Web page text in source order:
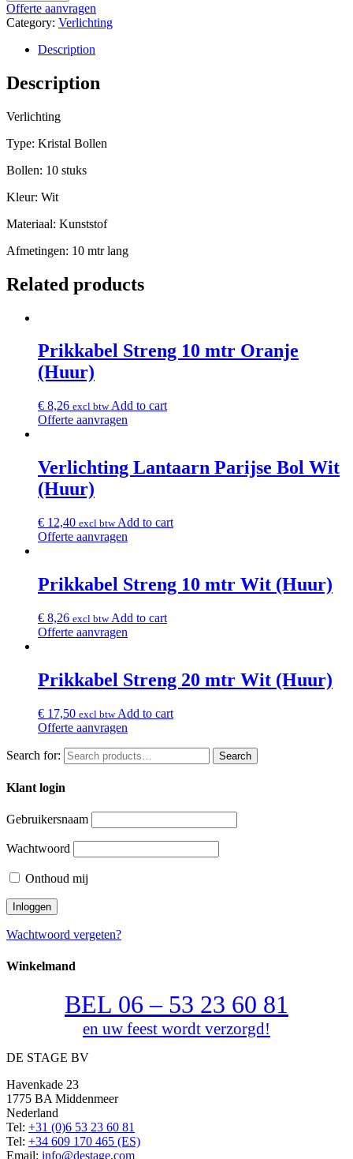
Offerte aanvragen
Category: Verlichting
Description
Description
Verlichting
Type: Kristal Bollen
Bollen: 10 stuks
Kleur: Wit
Materiaal: Kunststof
Afmetingen: 10 mtr lang
Related products
Prikkabel Streng 10 mtr Oranje
(Huur)
€ 8,26 excl btw Add to cart
Offerte aanvragen
Verlichting Lantaarn Parijse Bol Wit
(Huur)
€ 12,40 excl btw Add to cart
Offerte aanvragen
Prikkabel Streng 10 mtr Wit (Huur)
€ 8,26 excl btw Add to cart
Offerte aanvragen
Prikkabel Streng 20 mtr Wit (Huur)
€ 17,50 excl btw Add to cart
Offerte aanvragen
Search for: Search
Klant login
Gebruikersnaam
Wachtwoord
Onthoud mij
Wachtwoord vergeten?
Winkelmand
BEL 06 – 53 23 60 81
en uw feest wordt verzorgd!
DE STAGE BV
Havenkade 23
1775 BA Middenmeer
Nederland
Tel: +31 (0)6 53 23 60 81
Tel: +34 609 170 465 (ES)
Email: info@destage.com